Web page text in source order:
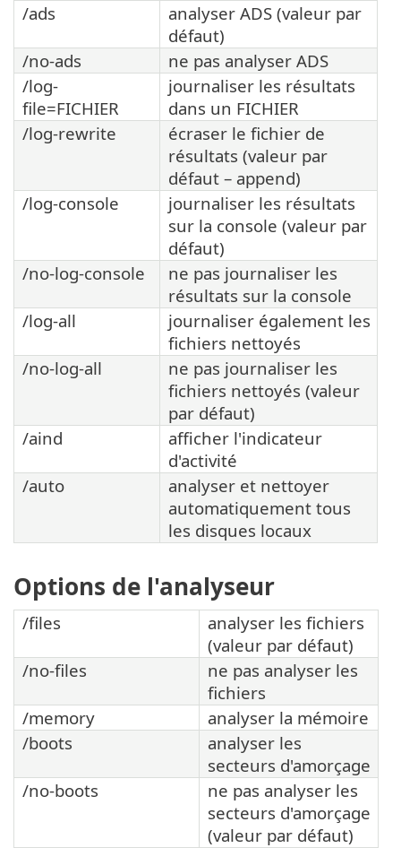
/ads
analyser ADS (valeur par
défaut)
/no-ads
ne pas analyser ADS
/log-
file=FICHIER
journaliser les résultats
dans un FICHIER
/log-rewrite
écraser le fichier de
résultats (valeur par
défaut – append)
/log-console
journaliser les résultats
sur la console (valeur par
défaut)
/no-log-console
ne pas journaliser les
résultats sur la console
/log-all
journaliser également les
fichiers nettoyés
/no-log-all
ne pas journaliser les
fichiers nettoyés (valeur
par défaut)
/aind
afficher l'indicateur
d'activité
/auto
analyser et nettoyer
automatiquement tous
les disques locaux
Options de l'analyseur
/files
analyser les fichiers
(valeur par défaut)
/no-files
ne pas analyser les
fichiers
/memory
analyser la mémoire
/boots
analyser les
secteurs d'amorçage
/no-boots
ne pas analyser les
secteurs d'amorçage
(valeur par défaut)